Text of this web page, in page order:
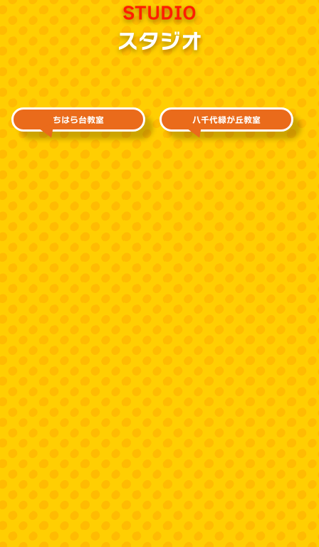
STUDIO
スタジオ
ちはら台教室 八千代緑が丘教室